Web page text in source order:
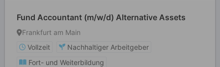
Fund Accountant (m/w/d) Alternative Assets
Frankfurt am Main
Vollzeit
Nachhaltiger Arbeitgeber
Fort- und Weiterbildung